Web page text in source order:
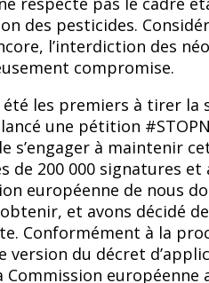
des pesticides.
l’interdiction des
compromise.
été les premiers à tirer la
une pétition
s’engager à maintenir
de 200 000 signatures et
européenne de nous
et avons décidé
Conformément à la
version du décret
Commission